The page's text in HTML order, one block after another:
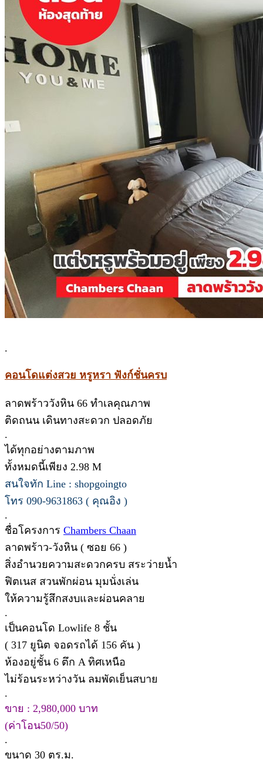
.
คอนโดแต่งสวย หรูหรา ฟังก์ชั่นครบ
ลาดพร้าววังหิน 66 ทำเลคุณภาพ
ติดถนน เดินทางสะดวก ปลอดภัย
.
ได้ทุกอย่างตามภาพ
ทั้งหมดนี้เพียง 2.98 M
สนใจทัก Line : shopgoingto
โทร 090-9631863 ( คุณอิง )
.
ชื่อโครงการ Chambers Chaan
ลาดพร้าว-วังหิน ( ซอย 66 )
สิ่งอำนวยความสะดวกครบ สระว่ายน้ำ
ฟิตเนส สวนพักผ่อน มุมนั่งเล่น
ให้ความรู้สึกสงบและผ่อนคลาย
.
เป็นคอนโด Lowlife 8 ชั้น
( 317 ยูนิต จอดรถได้ 156 คัน )
ห้องอยู่ชั้น 6 ตึก A ทิศเหนือ
ไม่ร้อนระหว่างวัน ลมพัดเย็นสบาย
.
ขาย : 2,980,000 บาท
(ค่าโอน50/50)
.
ขนาด 30 ตร.ม.